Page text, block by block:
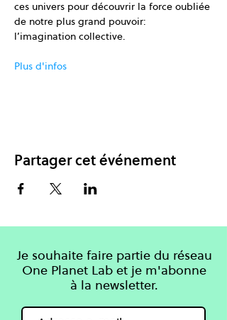
ces univers pour découvrir la force oubliée
de notre plus grand pouvoir:
l’imagination collective.
Plus d'infos
Partager cet événement
Je souhaite faire partie du réseau
One Planet Lab et je m'abonne
à la newsletter.